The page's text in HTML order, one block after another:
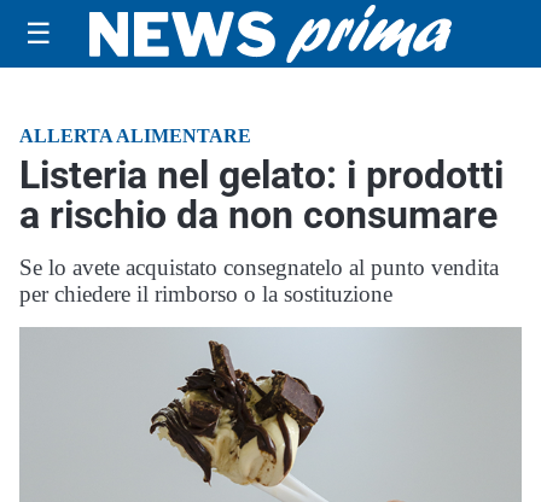
☰
ALLERTA ALIMENTARE
Listeria nel gelato: i prodotti
a rischio da non consumare
Se lo avete acquistato consegnatelo al punto vendita
per chiedere il rimborso o la sostituzione